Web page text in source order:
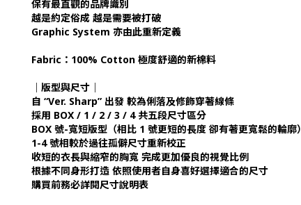
保有最直觀的品牌識別
越是約定俗成 越是需要被打破
Graphic System 亦由此重新定義
Fabric：100% Cotton 極度舒適的新棉料
｜版型與尺寸｜
自 “Ver. Sharp” 出發 較為俐落及修飾穿著線條
採用 BOX / 1 / 2 / 3 / 4 共五段尺寸區分
BOX 號-寬短版型（相比 1 號更短的長度 卻有著更寬鬆的輪廓）
1-4 號相較於過往孤僻尺寸重新校正
收短的衣長與縮窄的胸寬 完成更加優良的視覺比例
根據不同身形打造 依照使用者自身喜好選擇適合的尺寸
購買前務必詳閱尺寸說明表